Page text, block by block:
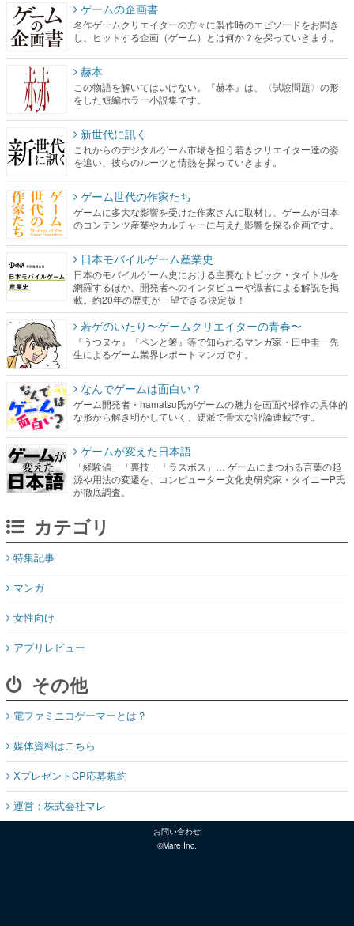
ゲームの企画書
名作ゲームクリエイターの方々に製作時のエピソードをお聞き
し、ヒットする企画（ゲーム）とは何か？を探っていきます。
赫本
この物語を解いてはいけない。『赫本』は、〈試験問題〉の形
をした短編ホラー小説集です。
新世代に訊く
これからのデジタルゲーム市場を担う若きクリエイター達の姿
を追い、彼らのルーツと情熱を探っていきます。
ゲーム世代の作家たち
ゲームに多大な影響を受けた作家さんに取材し、ゲームが日本
のコンテンツ産業やカルチャーに与えた影響を探る企画です。
日本モバイルゲーム産業史
日本のモバイルゲーム史における主要なトピック・タイトルを
網羅するほか、開発者へのインタビューや識者による解説を掲
載。約20年の歴史が一望できる決定版！
若ゲのいたり〜ゲームクリエイターの青春〜
『うつヌケ』『ペンと箸』等で知られるマンガ家・田中圭一先
生によるゲーム業界レポートマンガです。
なんでゲームは面白い？
ゲーム開発者・hamatsu氏がゲームの魅力を画面や操作の具体的
な形から解き明かしていく、硬派で骨太な評論連載です。
ゲームが変えた日本語
「経験値」「裏技」「ラスボス」… ゲームにまつわる言葉の起
源や用法の変遷を、コンピューター文化史研究家・タイニーP氏
が徹底調査。
カテゴリ
特集記事
マンガ
女性向け
アプリレビュー
その他
電ファミニコゲーマーとは？
媒体資料はこちら
XプレゼントCP応募規約
運営：株式会社マレ
お問い合わせ
©Mare Inc.